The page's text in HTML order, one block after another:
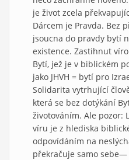
je život zcela
Dárcem je Pravda. Bez
jsoucna do pravdy bytí
existence. Zastihnut
Bytí, jež je v biblickém
jako JHVH = bytí pro
Solidarita vytrhující
která se bez dotýkání
životováním. Ale pozor:
víru je z hlediska
odpovídáním na
překračuje samo sebe—